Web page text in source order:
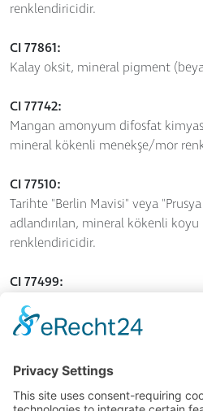
renklendiricidir.
CI 77861:
Kalay oksit, mineral pigment
CI 77742:
Mangan amonyum difosfat
mineral kökenli menekşe/mor
CI 77510:
Tarihte "Berlin Mavisi" veya
adlandırılan, mineral kökenli
renklendiricidir.
CI 77499:
Demir oksit, siyah, mineral pigment
CI 77491:
CI 77288: